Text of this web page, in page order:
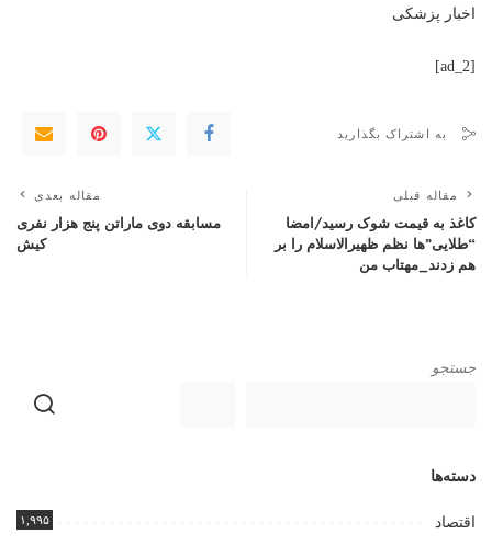
اخبار پزشکی
[ad_2]
به اشتراک بگذارید
مقاله قبلی
کاغذ به قیمت شوک رسید/امضا
“طلایی”ها نظم ظهیرالاسلام را بر
هم زدند_مهتاب من
مقاله بعدی
مسابقه دوی ماراتن پنج هزار نفری
کیش
جستجو
دسته‌ها
اقتصاد ۱,۹۹۵